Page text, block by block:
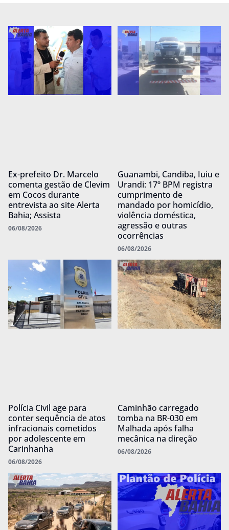
Ex-prefeito Dr. Marcelo
comenta gestão de Clevim
em Cocos durante
entrevista ao site Alerta
Bahia; Assista
06/08/2026
Guanambi, Candiba, Iuiu e
Urandi: 17º BPM registra
cumprimento de
mandado por homicídio,
violência doméstica,
agressão e outras
ocorrências
06/08/2026
Polícia Civil age para
conter sequência de atos
infracionais cometidos
por adolescente em
Carinhanha
06/08/2026
Caminhão carregado
tomba na BR-030 em
Malhada após falha
mecânica na direção
06/08/2026